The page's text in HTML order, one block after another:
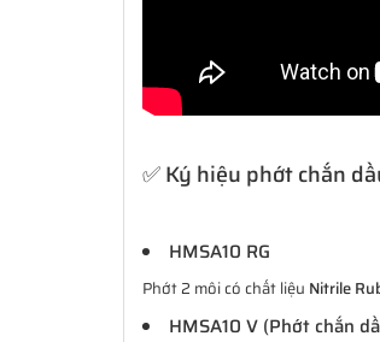
✅ Ký hiệu phớt chắn
HMSA10 RG
Phớt 2 môi có chất liệu Nitrile
HMSA10 V (Phớt chắn